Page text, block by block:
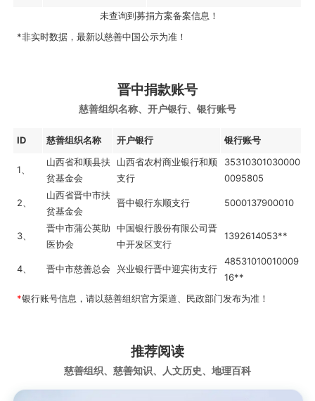
未查询到募捐方案备案信息！
*非实时数据，最新以慈善中国公示为准！
晋中捐款账号
慈善组织名称、开户银行、银行账号
ID 慈善组织名称 开户银行 银行账号
1、
山西省和顺县扶
贫基金会
山西省农村商业银行和顺
支行
35310301030000
0095805
2、
山西省晋中市扶
贫基金会
晋中银行东顺支行 5000137900010
3、
晋中市蒲公英助
医协会
中国银行股份有限公司晋
中开发区支行
1392614053**
4、 晋中市慈善总会 兴业银行晋中迎宾街支行
48531010010009
16**
*银行账号信息，请以慈善组织官方渠道、民政部门发布为准！
推荐阅读
慈善组织、慈善知识、人文历史、地理百科